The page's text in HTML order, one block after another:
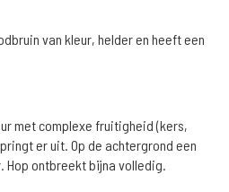
van kleur, helder en heeft een
met complexe fruitigheid (kers,
er uit. Op de achtergrond een
Hop ontbreekt bijna volledig.